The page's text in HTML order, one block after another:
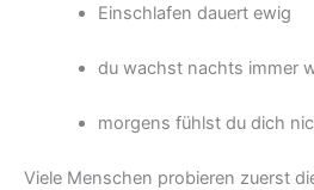
Einschlafen dauert ewig
du wachst nachts immer
morgens fühlst du dich
Viele Menschen probieren zuerst